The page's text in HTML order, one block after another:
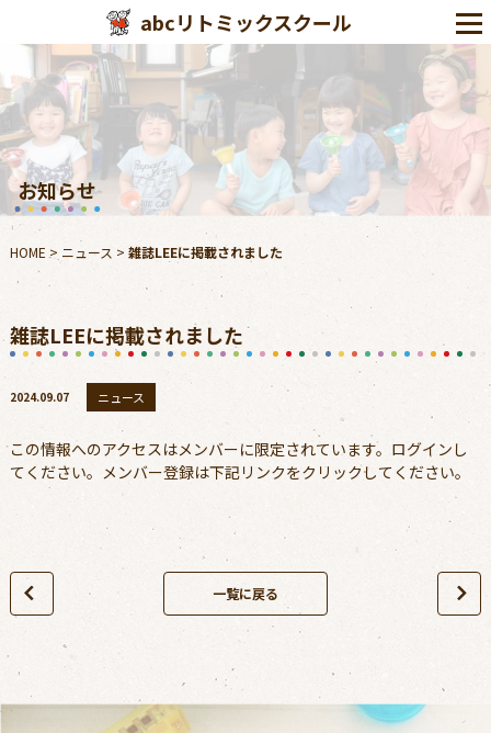
abcリトミックスクール
お知らせ
HOME > ニュース > 雑誌LEEに掲載されました
雑誌LEEに掲載されました
2024.09.07 ニュース
この情報へのアクセスはメンバーに限定されています。ログインし
てください。メンバー登録は下記リンクをクリックしてください。
一覧に戻る